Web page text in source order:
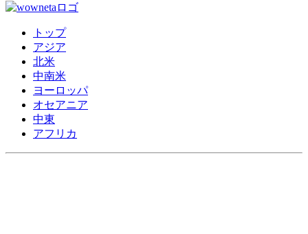
トップ
アジア
北米
中南米
ヨーロッパ
オセアニア
中東
アフリカ